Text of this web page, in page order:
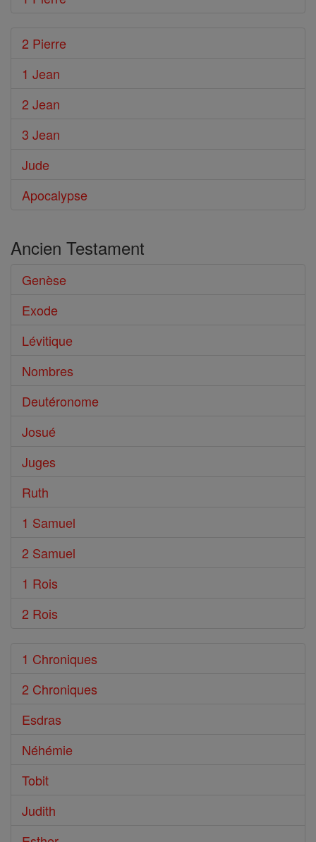
2 Pierre
1 Jean
2 Jean
3 Jean
Jude
Apocalypse
Ancien Testament
Genèse
Exode
Lévitique
Nombres
Deutéronome
Josué
Juges
Ruth
1 Samuel
2 Samuel
1 Rois
2 Rois
1 Chroniques
2 Chroniques
Esdras
Néhémie
Tobit
Judith